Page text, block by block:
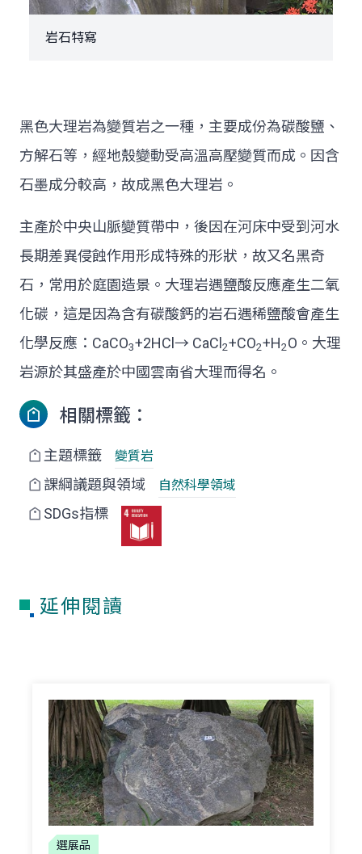
岩石特寫
黑色大理岩為變質岩之一種，主要成份為碳酸鹽、
方解石等，經地殼變動受高溫高壓變質而成。因含
石墨成分較高，故成黑色大理岩。
主產於中央山脈變質帶中，後因在河床中受到河水
長期差異侵蝕作用形成特殊的形狀，故又名黑奇
石，常用於庭園造景。大理岩遇鹽酸反應產生二氧
化碳，這是因為含有碳酸鈣的岩石遇稀鹽酸會產生
化學反應：CaCO3+2HCl→ CaCl 2+CO2+H2O。大理
岩源於其盛產於中國雲南省大理而得名。
相關標籤：
主題標籤 變質岩
課綱議題與領域 自然科學領域
SDGs指標
延伸閱讀
選展品